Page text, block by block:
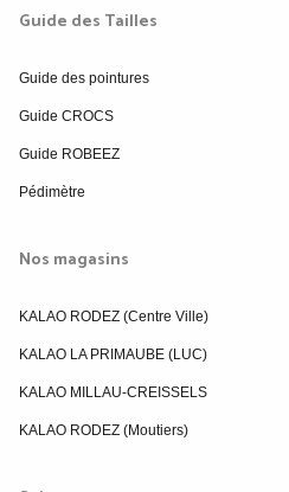
Guide des Tailles
Guide des pointures
Guide CROCS
Guide ROBEEZ
Pédimètre
Nos magasins
KALAO RODEZ (Centre Ville)
KALAO LA PRIMAUBE (LUC)
KALAO MILLAU-CREISSELS
KALAO RODEZ (Moutiers)